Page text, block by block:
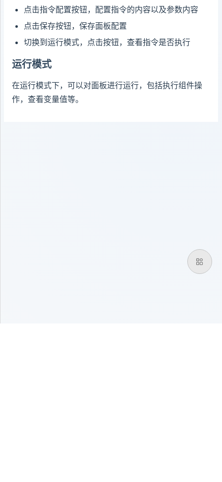
点击指令配置按钮，配置指令的内容以及参数内容
点击保存按钮，保存面板配置
切换到运行模式，点击按钮，查看指令是否执行
运行模式
在运行模式下，可以对面板进行运行，包括执行组件操
作，查看变量值等。